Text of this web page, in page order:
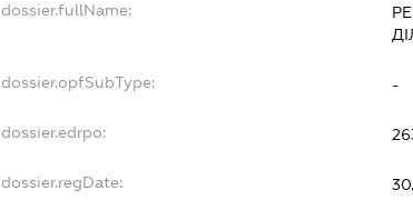
dossier.fullName:
dossier.opfSubType: -
dossier.edrpo:
dossier.regDate: